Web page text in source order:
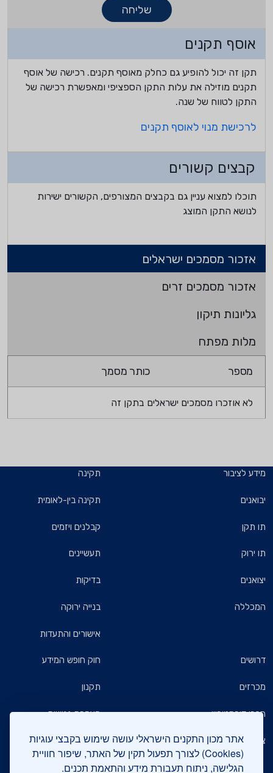
אתר מכון התקנים הישראלי עושה שימוש בקבצי עוגיות
(Cookies) לצורך תפעול תקין של האתר, שיפור חוויית
הגלישה, ניתוח תעבורת מידע והתאמת תכנים.
שליחה
אוסף תקנים
תקן זה יכול להופיע גם כחלק מאוסף תקנים. רכישה של אוסף
תקנים מוזילה את עלות התקן הספציפי ומאפשרת רכישה של
התקן לטווח של שנה.
לרכישת מנוי לאוסף תקנים
קבצים קשורים
תוכלו למצוא עניין גם בקבצים המצורפים, הקשורים ישירות
לנושא התקן המוצג
אזכור מסמכים ישראלים
אזכור מסמכים זרים
גליונות תיקון
מלות מפתח
מספר כותר מסמך
לא אוזכרו מסמכים ישראלים בתקן זה
מידע לציבור
יבואנים
תו תקן
תו ירוק
יצואנים
המכללה
תקינה
תקינה בין-לאומית
קבלנים ויזמים
תעשיינים
בדיקות
בנייה ירוקה
אישורים והתעדות
דרושים
מכרזים
חברי דירקטוריון
צרו קשר
חוק חופש המידע
תקנון
הצהרת נגישות
מדיניות הגנת הפרטיות
שאלות ותשובות כלליות